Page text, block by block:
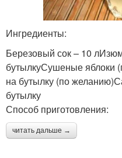
Квас с мятой
апельсином
Квас с медом
Ингредиенты:
Березовый сок – 10
бутылкуСушеные яблоки
на бутылку (по
бутылку
Способ приготовления:
читать дальше →